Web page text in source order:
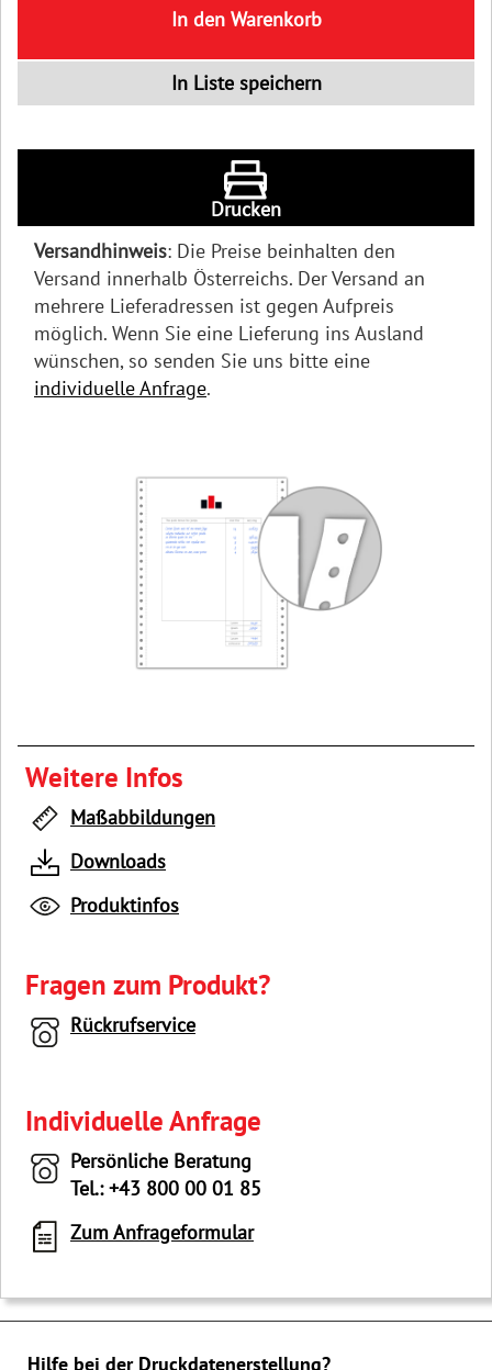
In den Warenkorb
In Liste speichern
Drucken
Versandhinweis: Die Preise beinhalten den
Versand innerhalb Österreichs. Der Versand an
mehrere Lieferadressen ist gegen Aufpreis
möglich. Wenn Sie eine Lieferung ins Ausland
wünschen, so senden Sie uns bitte eine
individuelle Anfrage.
Weitere Infos
Maßabbildungen
Downloads
Produktinfos
Fragen zum Produkt?
Rückrufservice
Individuelle Anfrage
Persönliche Beratung
Tel.: +43 800 00 01 85
Zum Anfrageformular
Hilfe bei der Druckdatenerstellung?